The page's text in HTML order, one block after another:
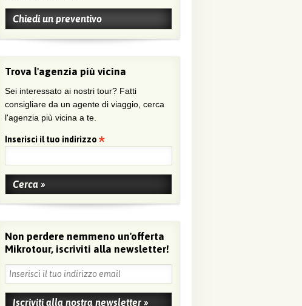
Chiedi un preventivo
Trova l'agenzia più vicina
Sei interessato ai nostri tour? Fatti
consigliare da un agente di viaggio, cerca
l'agenzia più vicina a te.
Inserisci il tuo indirizzo
Non perdere nemmeno un'offerta
Mikrotour, iscriviti alla newsletter!